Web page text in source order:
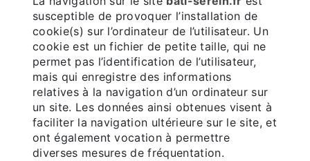
susceptible de provoquer l’installation de
cookie(s) sur l’ordinateur de l’utilisateur. Un
cookie est un fichier de petite taille, qui ne
permet pas l’identification de l’utilisateur,
mais qui enregistre des informations
relatives à la navigation d’un ordinateur sur
un site. Les données ainsi obtenues visent à
faciliter la navigation ultérieure sur le site, et
ont également vocation à permettre
diverses mesures de fréquentation.